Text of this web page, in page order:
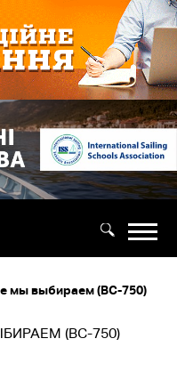
мы выбираем (ВС-750)
(ВС-750)